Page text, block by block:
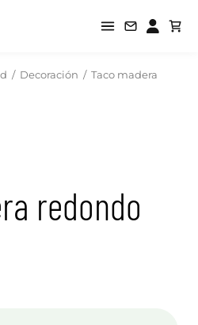
/ Decoración / Taco madera
redondo